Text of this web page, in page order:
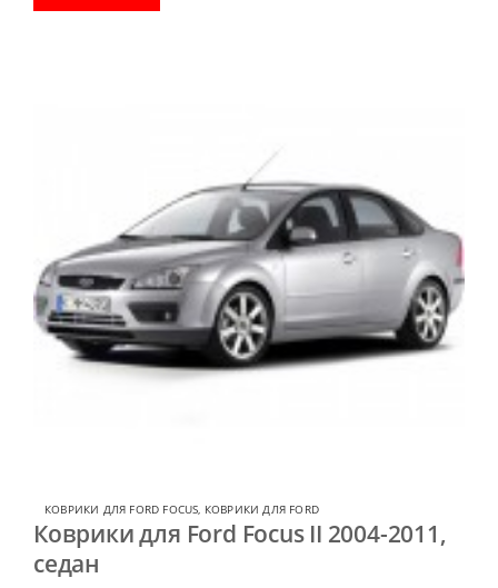
КОВРИКИ ДЛЯ FORD FOCUS КОВРИКИ ДЛЯ FORD
Коврики для Ford Focus II 2004-2011,
седан